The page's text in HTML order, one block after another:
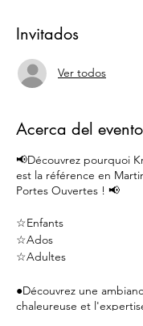
Invitados
Ver todos
Acerca del evento
📢Découvrez pourquoi
est la référence en
Portes Ouvertes ! 📢
☆Enfants
☆Ados
☆Adultes
●Découvrez une
chaleureuse et